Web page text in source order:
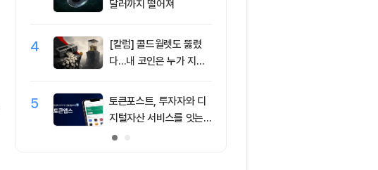
달러까지 떨어져
4
[칼럼] 콜드월렛도 뚫렸
다…내 코인은 누가 지키
5
토큰포스트, 투자자와 디
지털자산 서비스를 잇는
‘토큰앱스’ 출시